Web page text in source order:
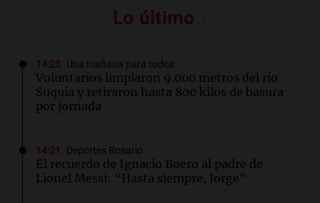
Lo último
14:23 Una mañana para todos
Voluntarios limpiaron 9.000 metros del río
Suquía y retiraron hasta 800 kilos de basura
por jornada
14:21 Deportes Rosario
El recuerdo de Ignacio Boero al padre de
Lionel Messi: “Hasta siempre, Jorge”